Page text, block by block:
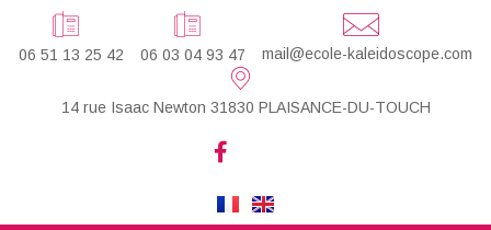
06 51 13 25 42 06 03 04 93 47 mail@ecole-kaleidoscope.com
14 rue Isaac Newton 31830 PLAISANCE-DU-TOUCH